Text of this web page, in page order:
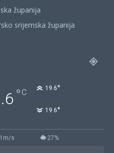
županija
srijemska županija
°C 19.6°
19.6°
s 27%